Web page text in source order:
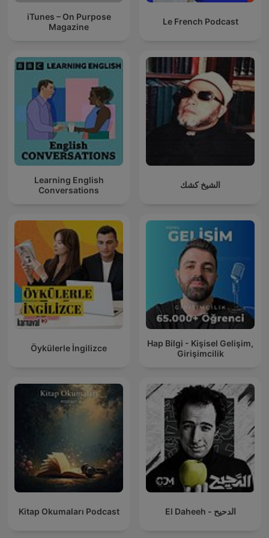
iTunes – On Purpose
Magazine
Le French Podcast
Learning English
Conversations
الشيخ كشك
Öykülerle İngilizce
Hap Bilgi - Kişisel Gelişim,
Girişimcilik
Kitap Okumaları Podcast El Daheeh - الدحيح